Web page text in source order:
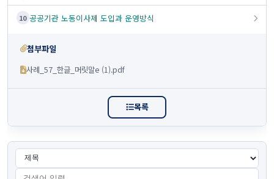
10 공공기관 노동이사제 도입과 운영방식
첨부파일
사례_57_한글_머릿말e (1).pdf
목록